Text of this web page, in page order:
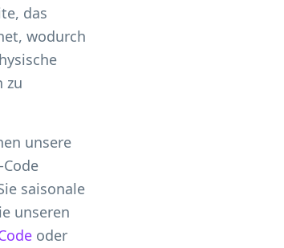
das
wodurch
zu
unsere
saisonale
unseren
oder